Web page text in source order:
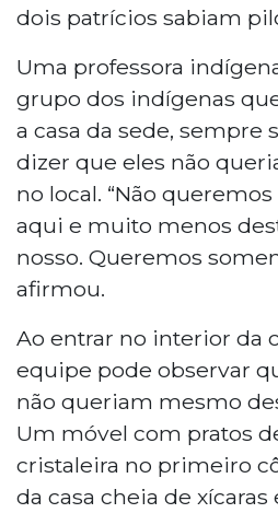
dois patrícios sabiam
Uma professora
grupo dos indígenas
a casa da sede, sempre
dizer que eles não
no local. “Não
aqui e muito menos
nosso. Queremos
afirmou.
Ao entrar no interior da
equipe pode observar
não queriam mesmo
Um móvel com pratos
cristaleira no primeiro
da casa cheia de